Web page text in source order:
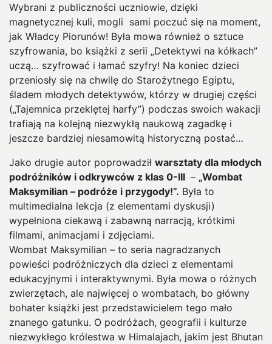
Wybrani z publiczności uczniowie, dzięki
magnetycznej kuli, mogli sami poczuć się na moment,
jak Władcy Piorunów! Była mowa również o sztuce
szyfrowania, bo książki z serii „Detektywi na kółkach”
uczą… szyfrować i łamać szyfry! Na koniec dzieci
przeniosły się na chwilę do Starożytnego Egiptu,
śladem młodych detektywów, którzy w drugiej części
(„Tajemnica przeklętej harfy”) podczas swoich wakacji
trafiają na kolejną niezwykłą naukową zagadkę i
jeszcze bardziej niesamowitą historyczną postać…
Jako drugie autor poprowadził warsztaty dla młodych
podróżników i odkrywców z klas 0-III – „Wombat
Maksymilian – podróże i przygody!”. Była to
multimedialna lekcja (z elementami dyskusji)
wypełniona ciekawą i zabawną narracją, krótkimi
filmami, animacjami i zdjęciami.
Wombat Maksymilian – to seria nagradzanych
powieści podróżniczych dla dzieci z elementami
edukacyjnymi i interaktywnymi. Była mowa o różnych
zwierzętach, ale najwięcej o wombatach, bo główny
bohater książki jest przedstawicielem tego mało
znanego gatunku. O podróżach, geografii i kulturze
niezwykłego królestwa w Himalajach, jakim jest Bhutan